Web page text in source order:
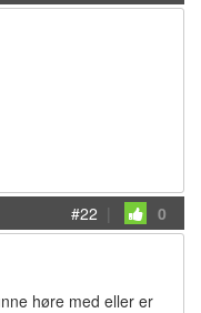
#22 | 0
høre med eller er